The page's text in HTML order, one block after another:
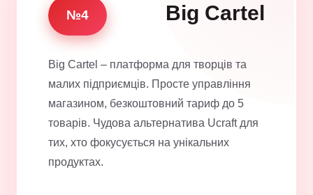
№4 Big Cartel
Big Cartel – платформа для творців та
малих підприємців. Просте управління
магазином, безкоштовний тариф до 5
товарів. Чудова альтернатива Ucraft для
тих, хто фокусується на унікальних
продуктах.